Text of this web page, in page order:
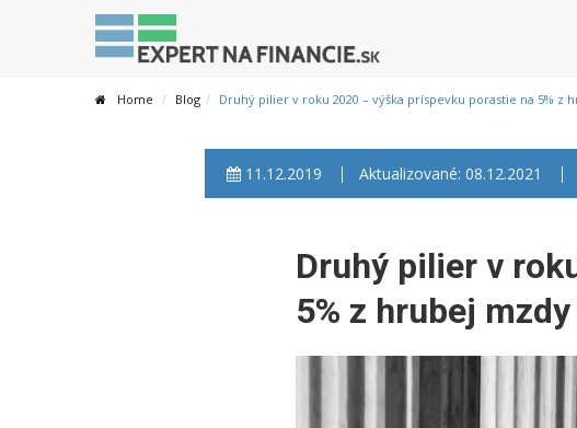
Home Blog Druhý pilier v roku 2020 – výška príspevku porastie na 5% z
11.12.2019 Aktualizované: 08.12.2021
Druhý pilier v
5% z hrubej mzdy